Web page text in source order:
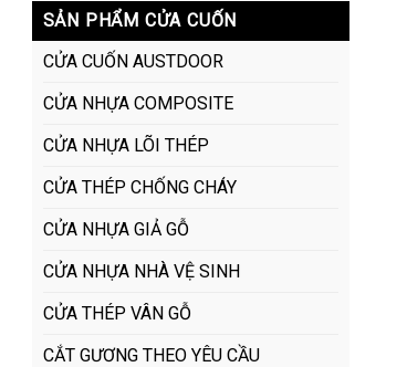
SẢN PHẨM CỬA CUỐN
CỬA CUỐN AUSTDOOR
CỬA NHỰA COMPOSITE
CỬA NHỰA LÕI THÉP
CỬA THÉP CHỐNG CHÁY
CỬA NHỰA GIẢ GỖ
CỬA NHỰA NHÀ VỆ SINH
CỬA THÉP VÂN GỖ
CẮT GƯƠNG THEO YÊU CẦU